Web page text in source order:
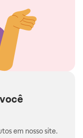
em nosso site.